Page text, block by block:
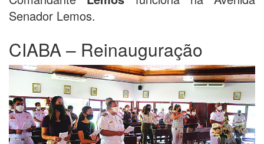
Senador Lemos.
CIABA – Reinauguração